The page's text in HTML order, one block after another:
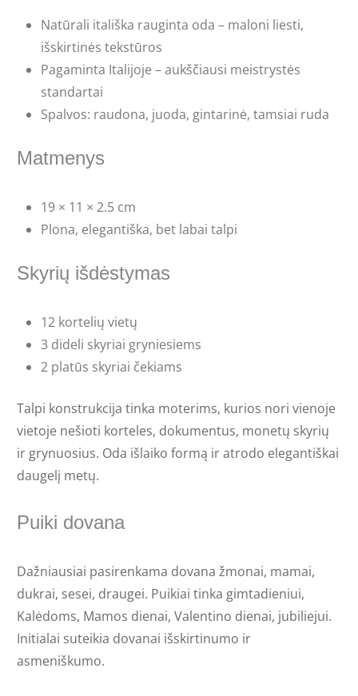
Natūrali itališka rauginta oda – maloni liesti,
išskirtinės tekstūros
Pagaminta Italijoje – aukščiausi meistrystės
standartai
Spalvos: raudona, juoda, gintarinė, tamsiai ruda
Matmenys
19 × 11 × 2.5 cm
Plona, elegantiška, bet labai talpi
Skyrių išdėstymas
12 kortelių vietų
3 dideli skyriai gryniesiems
2 platūs skyriai čekiams
Talpi konstrukcija tinka moterims, kurios nori vienoje
vietoje nešioti korteles, dokumentus, monetų skyrių
ir grynuosius. Oda išlaiko formą ir atrodo elegantiškai
daugelį metų.
Puiki dovana
Dažniausiai pasirenkama dovana žmonai, mamai,
dukrai, sesei, draugei. Puikiai tinka gimtadieniui,
Kalėdoms, Mamos dienai, Valentino dienai, jubiliejui.
Initialai suteikia dovanai išskirtinumo ir
asmeniškumo.